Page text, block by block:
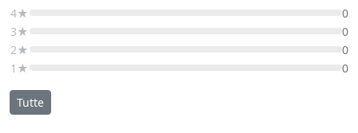
4★
0
3★
0
2★
0
1★
0
Tutte